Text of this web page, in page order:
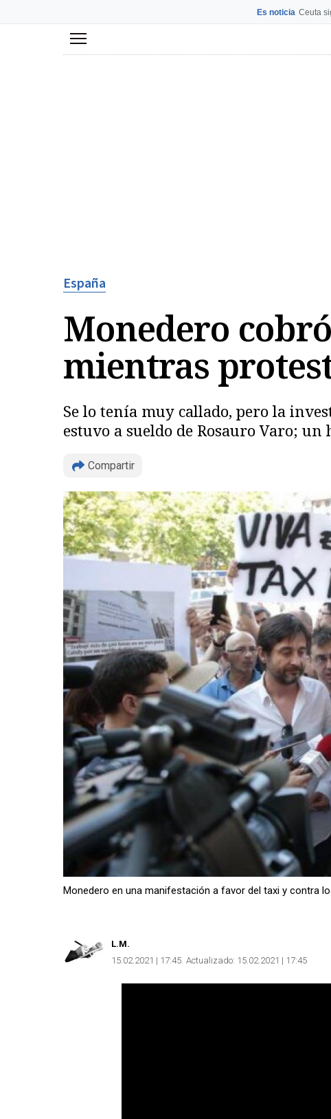
Es noticia Ceuta
Menú
España
Monedero
mientras
Se lo tenía muy callado, pero la
estuvo a sueldo de Rosauro Varo;
Compartir
Monedero en una manifestación a favor del taxi y contra
L.M.
15.02.2021 | 17:45 Actualizado: 15.02.2021 | 17:45